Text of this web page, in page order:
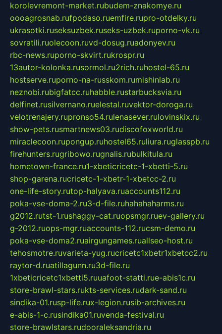
korolevremont-market.rubudem-znakomye.ru
oooagrosnab.rufpodaso.ruemfire.rupro-otdelky.ru
ukrasotki.ruseksuzbek.ruseks-uzbek.ruporno-vk.ru
sovratili.ruolecoon.ruvd-dosug.ruadonyev.ru
rbc-news.ruporno-skvirt.rukrospr.ru
13autor-kolonka.rusormol.ru2rich.ruhostel-65.ru
hostserve.ruporno-na-russkom.rumishinlab.ru
neznobi.rubigfatcc.ruhabble.rustarbucksvia.ru
delfinet.rusilvernano.ruelestal.ruvektor-doroga.ru
velotrenajery.rupronso54.rulenasever.rulovinskix.ru
show-pets.rusmartnews03.rudiscofoxworld.ru
miraclecoon.rupongup.ruhostel65.ruliura.ruglasspb.ru
firehunters.rugribowo.rugnalis.rubulkitula.ru
hometown-france.ru1-xbeticricetc-1-xbetti-5.ru
shop-garena.rucricetc-1-xbetr-1-xbetcc-2.ru
one-life-story.rutop-halyava.ruaccounts112.ru
poka-vse-doma-2.ru3-d-file.ruhahahaharms.ru
g2012.rutst-1.rushaggy-cat.ruopsmgr.ruev-gallery.ru
g-2012.ruops-mgr.ruaccounts-112.rucsm-demo.ru
poka-vse-doma2.ruairgungames.ruallseo-host.ru
tehosmotre.ruvarieta-yug.rucricetc1xbetr1xbetcc2.ru
raytor-d.ruatillagunn.ru3d-file.ru
1xbeticricetc1xbetti5.ruuafoot-statti.rue-abis1c.ru
store-brawl-stars.rukts-services.rudark-sand.ru
sindika-01.rusp-life.rux-legion.rusib-archives.ru
e-abis-1-c.rusindika01.ruvenda-festival.ru
store-brawlstars.rudooraleksandria.ru